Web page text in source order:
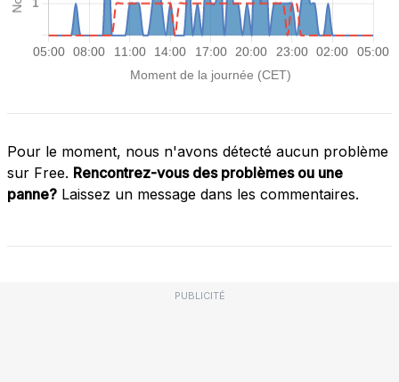
Pour le moment, nous n'avons détecté aucun problème
sur Free. Rencontrez-vous des problèmes ou une
panne? Laissez un message dans les commentaires.
PUBLICITÉ